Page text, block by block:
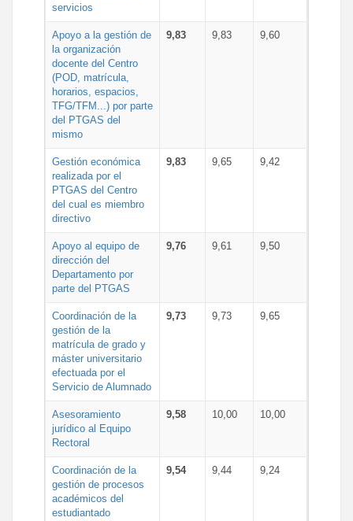
servicios
Apoyo a la gestión de
la organización
docente del Centro
(POD, matrícula,
horarios, espacios,
TFG/TFM...) por parte
del PTGAS del
mismo
9,83 9,83 9,60
Gestión económica
realizada por el
PTGAS del Centro
del cual es miembro
directivo
9,83 9,65 9,42
Apoyo al equipo de
dirección del
Departamento por
parte del PTGAS
9,76 9,61 9,50
Coordinación de la
gestión de la
matrícula de grado y
máster universitario
efectuada por el
Servicio de Alumnado
9,73 9,73 9,65
Asesoramiento
jurídico al Equipo
Rectoral
9,58 10,00 10,00
Coordinación de la
gestión de procesos
académicos del
estudiantado
9,54 9,44 9,24